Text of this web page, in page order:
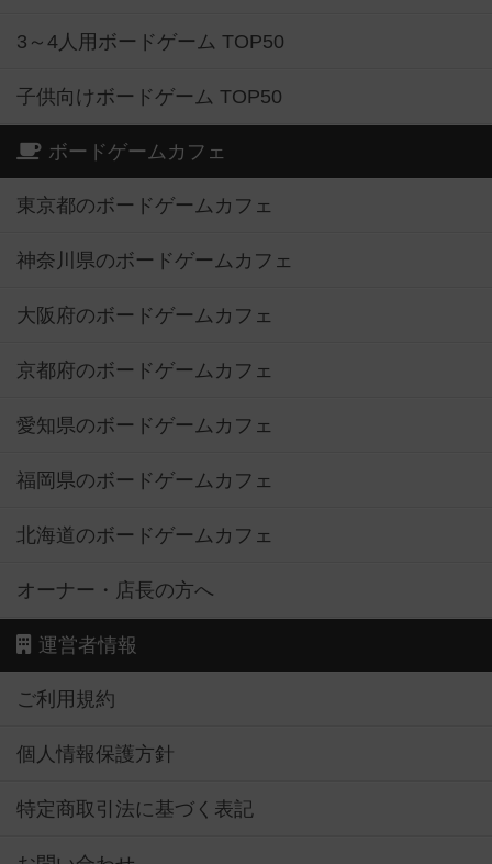
3～4人用ボードゲーム TOP50
子供向けボードゲーム TOP50
ボードゲームカフェ
東京都のボードゲームカフェ
神奈川県のボードゲームカフェ
大阪府のボードゲームカフェ
京都府のボードゲームカフェ
愛知県のボードゲームカフェ
福岡県のボードゲームカフェ
北海道のボードゲームカフェ
オーナー・店長の方へ
運営者情報
ご利用規約
個人情報保護方針
特定商取引法に基づく表記